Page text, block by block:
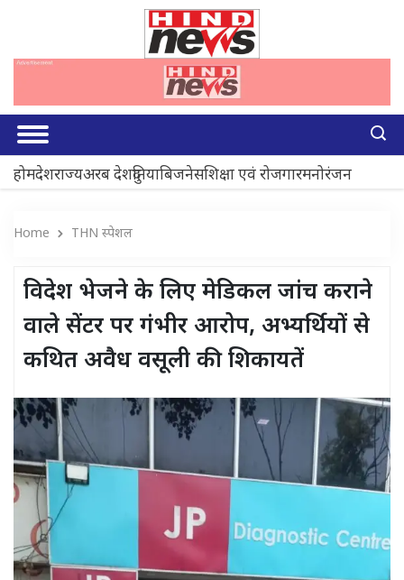
होमदेशराज्यअरब देशदुनियाबिजनेसशिक्षा एवं रोजगारमनोरंजन
Home THN स्पेशल
विदेश भेजने के लिए मेडिकल जांच कराने
वाले सेंटर पर गंभीर आरोप, अभ्यर्थियों से
कथित अवैध वसूली की शिकायतें